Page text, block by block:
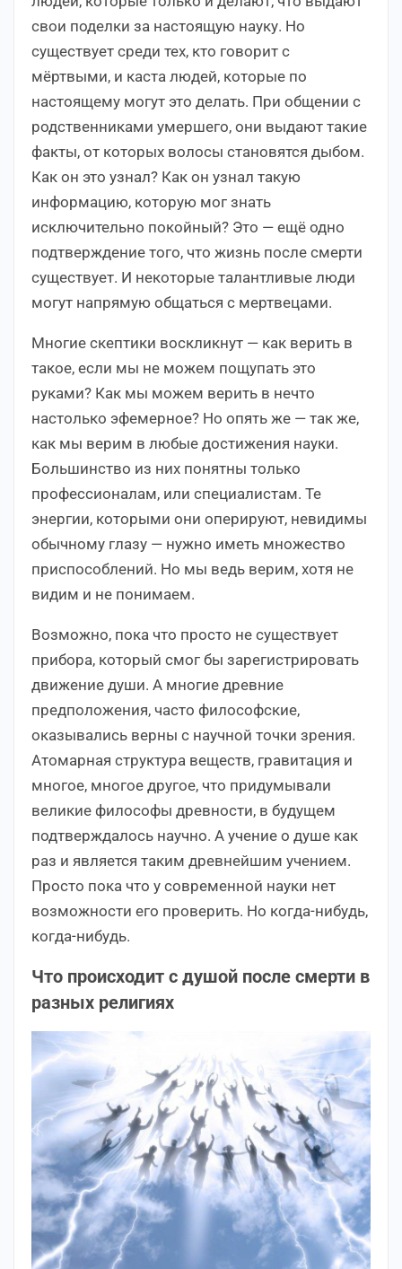
свои поделки за настоящую науку. Но
существует среди тех, кто говорит с
мёртвыми, и каста людей, которые по
настоящему могут это делать. При общении с
родственниками умершего, они выдают такие
факты, от которых волосы становятся дыбом.
Как он это узнал? Как он узнал такую
информацию, которую мог знать
исключительно покойный? Это — ещё одно
подтверждение того, что жизнь после смерти
существует. И некоторые талантливые люди
могут напрямую общаться с мертвецами.
Многие скептики воскликнут — как верить в
такое, если мы не можем пощупать это
руками? Как мы можем верить в нечто
настолько эфемерное? Но опять же — так же,
как мы верим в любые достижения науки.
Большинство из них понятны только
профессионалам, или специалистам. Те
энергии, которыми они оперируют, невидимы
обычному глазу — нужно иметь множество
приспособлений. Но мы ведь верим, хотя не
видим и не понимаем.
Возможно, пока что просто не существует
прибора, который смог бы зарегистрировать
движение души. А многие древние
предположения, часто философские,
оказывались верны с научной точки зрения.
Атомарная структура веществ, гравитация и
многое, многое другое, что придумывали
великие философы древности, в будущем
подтверждалось научно. А учение о душе как
раз и является таким древнейшим учением.
Просто пока что у современной науки нет
возможности его проверить. Но когда-нибудь,
когда-нибудь.
Что происходит с душой после смерти в
разных религиях